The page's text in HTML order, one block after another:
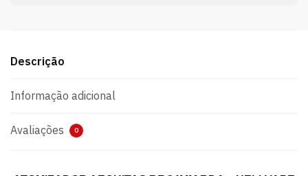
Descrição
Informação adicional
Avaliações 0